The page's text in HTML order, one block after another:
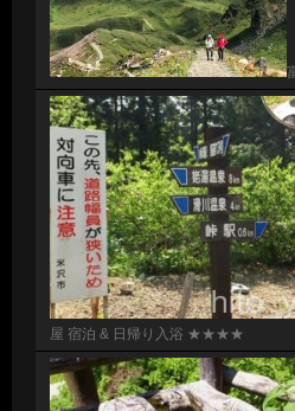
屋 宿泊 & 日帰り入浴 ★★★★